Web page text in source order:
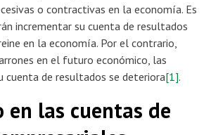
o contractivas en la economía. Es
incrementar su cuenta de resultados
en la economía. Por el contrario,
en el futuro económico, las
cuenta de resultados se deteriora[1].
las cuentas de